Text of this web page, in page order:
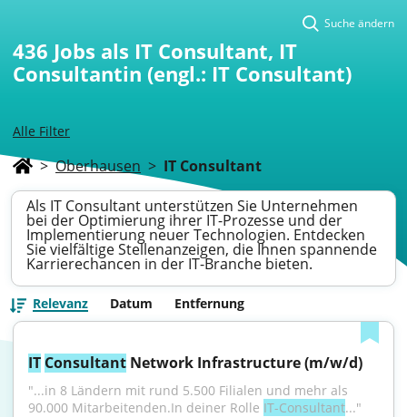
Alle Filter
Suche ändern
436 Jobs als IT Consultant, IT
Consultantin (engl.: IT Consultant)
> Oberhausen > IT Consultant
Als IT Consultant unterstützen Sie Unternehmen
bei der Optimierung ihrer IT-Prozesse und der
Implementierung neuer Technologien. Entdecken
Sie vielfältige Stellenanzeigen, die Ihnen spannende
Karrierechancen in der IT-Branche bieten.
Relevanz Datum Entfernung
IT Consultant Network Infrastructure (m/w/d)
"...in 8 Ländern mit rund 5.500 Filialen und mehr als
90.000 Mitarbeitenden.In deiner Rolle IT-Consultant..."